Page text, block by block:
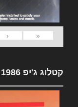
«
‹
קטלוג ג'יפ 1986